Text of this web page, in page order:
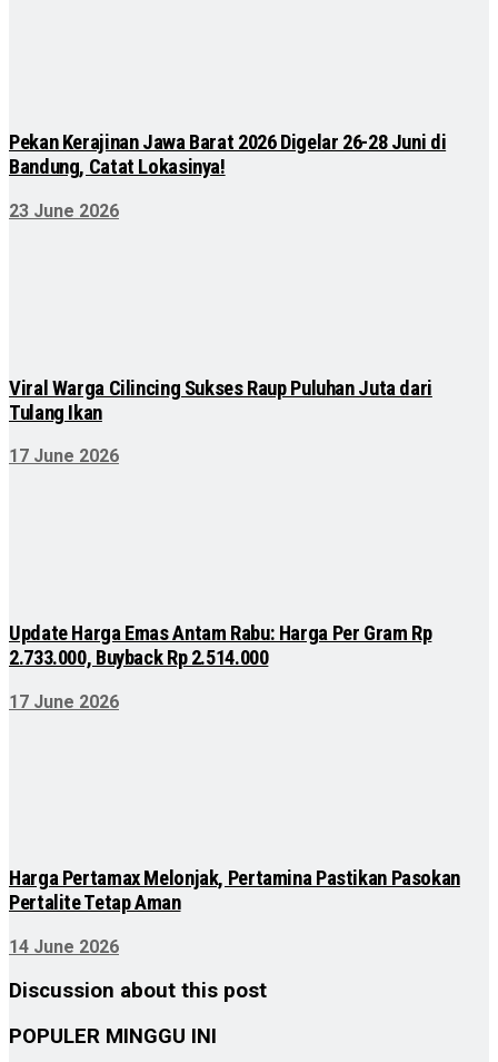
Pekan Kerajinan Jawa Barat 2026 Digelar 26-28 Juni di
Bandung, Catat Lokasinya!
23 June 2026
Viral Warga Cilincing Sukses Raup Puluhan Juta dari
Tulang Ikan
17 June 2026
Update Harga Emas Antam Rabu: Harga Per Gram Rp
2.733.000, Buyback Rp 2.514.000
17 June 2026
Harga Pertamax Melonjak, Pertamina Pastikan Pasokan
Pertalite Tetap Aman
14 June 2026
Discussion about this post
POPULER MINGGU INI